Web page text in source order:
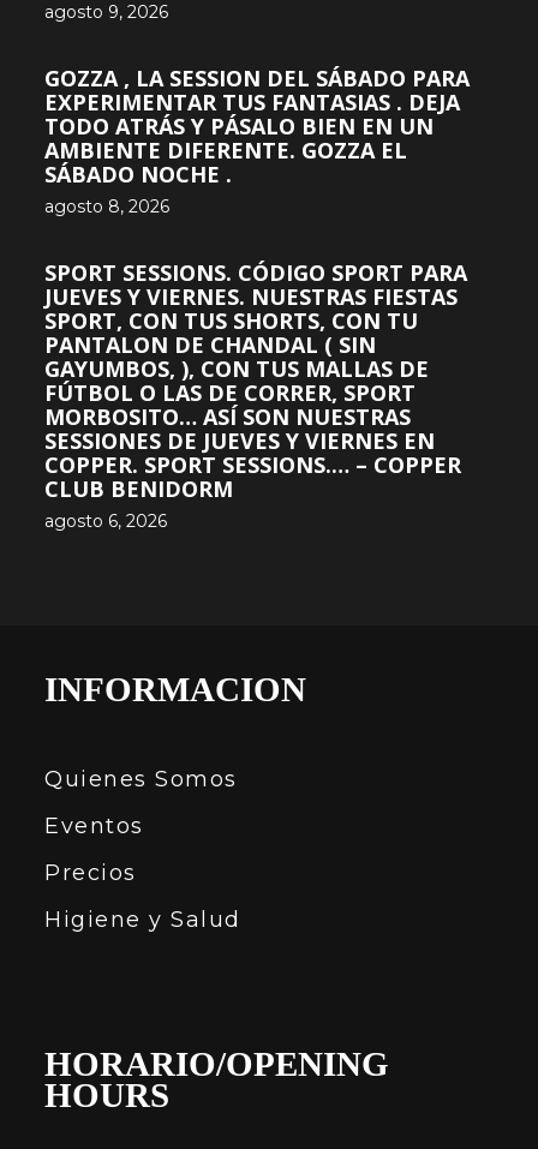
agosto 9, 2026
GOZZA , LA SESSION DEL SÁBADO PARA
EXPERIMENTAR TUS FANTASIAS . DEJA
TODO ATRÁS Y PÁSALO BIEN EN UN
AMBIENTE DIFERENTE. GOZZA EL
SÁBADO NOCHE .
agosto 8, 2026
SPORT SESSIONS. CÓDIGO SPORT PARA
JUEVES Y VIERNES. NUESTRAS FIESTAS
SPORT, CON TUS SHORTS, CON TU
PANTALON DE CHANDAL ( SIN
GAYUMBOS, ), CON TUS MALLAS DE
FÚTBOL O LAS DE CORRER, SPORT
MORBOSITO… ASÍ SON NUESTRAS
SESSIONES DE JUEVES Y VIERNES EN
COPPER. SPORT SESSIONS.… – COPPER
CLUB BENIDORM
agosto 6, 2026
INFORMACION
Quienes Somos
Eventos
Precios
Higiene y Salud
HORARIO/OPENING
HOURS